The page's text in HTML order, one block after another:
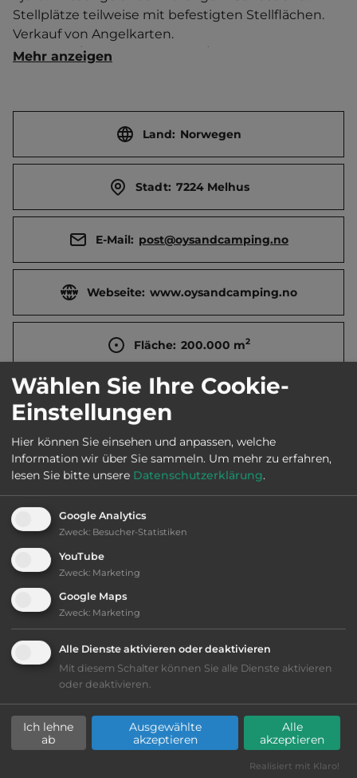
Stellplätze teilweise mit befestigten Stellflächen.
Verkauf von Angelkarten.
Touristen-/Dauerstellplätze 56/0.
Mehr anzeigen
Land: Norwegen
Stadt: 7224 Melhus
E-Mail: post@oysandcamping.no
Webseite: www.oysandcamping.no
Fläche: 200.000 m2
Öffnungszeiten: Mai bis Ende Aug.
Telefon: 0047 72872415
Ausstattung:
bis 25,- Euro
Klassifizierung: befriedigend
Lage: schön
Platzeinrichtung: gut
Geräuschkulisse: überwiegend ruhig
Wählen Sie Ihre Cookie-
Einstellungen
Hier können Sie einsehen und anpassen, welche
Information wir über Sie sammeln. Um mehr zu erfahren,
lesen Sie bitte unsere Datenschutzerklärung.
Google Analytics
Zweck: Besucher-Statistiken
YouTube
Zweck: Marketing
Google Maps
Zweck: Marketing
Alle Dienste aktivieren oder deaktivieren
Mit diesem Schalter können Sie alle Dienste aktivieren
oder deaktivieren.
Ich lehne
ab
Ausgewählte
akzeptieren
Alle
akzeptieren
Realisiert mit Klaro!